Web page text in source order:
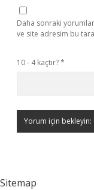
Daha sonraki
ve site adresim bu
10 - 4 kaçtır?*
Sitemap